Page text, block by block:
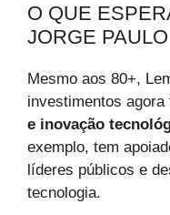
O QUE
JORGE
Mesmo aos 80+,
investimentos
e inovação
exemplo, tem
líderes públicos e
tecnologia.